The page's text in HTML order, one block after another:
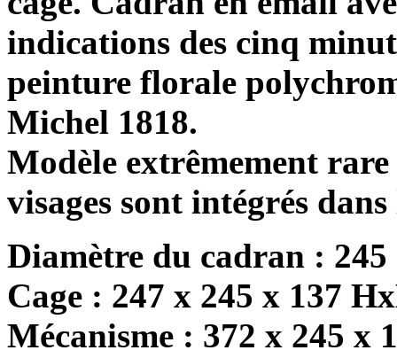
indications des cinq
peinture florale
Michel 1818.
Modèle extrêmement
visages sont intégrés
Diamètre du cadran : 245
Cage : 247 x 245 x 137
Mécanisme : 372 x 245 x